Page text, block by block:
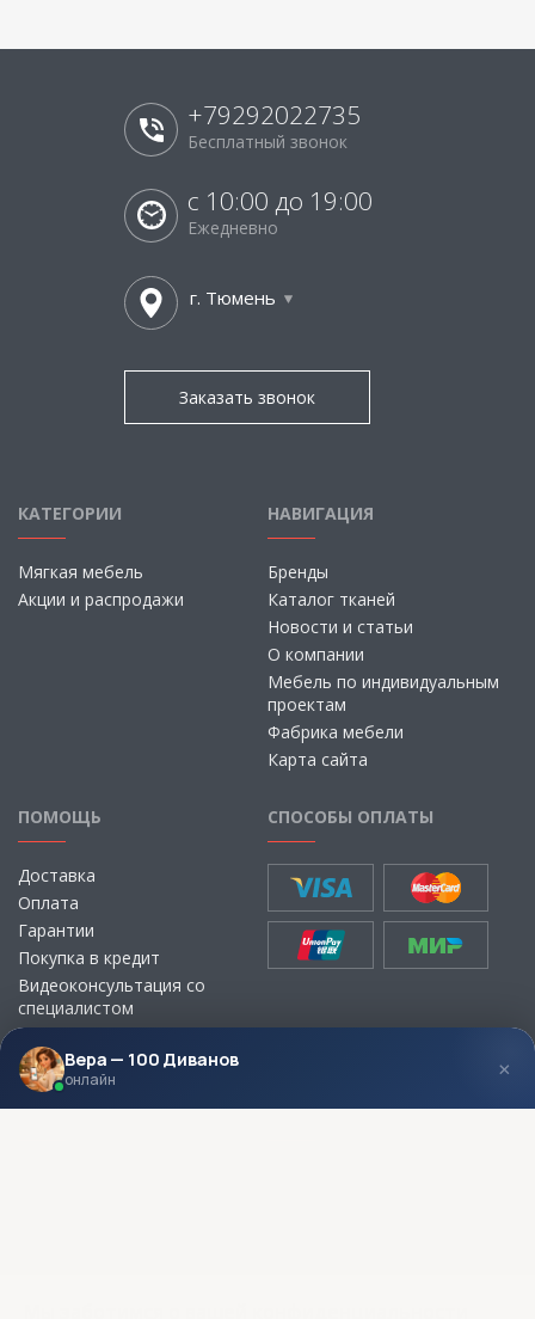
+79292022735
Бесплатный звонок
с 10:00 до 19:00
Ежедневно
г. Тюмень
Заказать звонок
КАТЕГОРИИ
Мягкая мебель
Акции и распродажи
НАВИГАЦИЯ
Бренды
Каталог тканей
Новости и статьи
О компании
Мебель по индивидуальным
проектам
Фабрика мебели
Карта сайта
ПОМОЩЬ
Доставка
Оплата
Гарантии
Покупка в кредит
Видеоконсультация со
специалистом
Выбор ткани для мебели без
визита в магазин
СПОСОБЫ ОПЛАТЫ
МЫ В СОЦСЕТЯХ КОНТАКТЫ
Вера — 100 Диванов
онлайн ×